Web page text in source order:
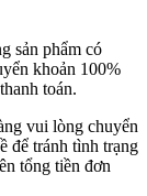
sản phẩm có
khoản 100%
toán.
vui lòng chuyển
để tránh tình trạng
tổng tiền đơn